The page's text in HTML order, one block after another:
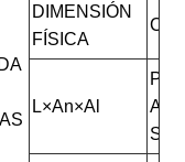
DIMENSIÓN
FÍSICA
L×An×Al
A